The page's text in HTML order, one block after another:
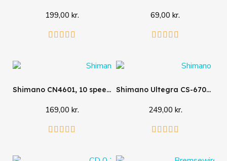
199,00 kr.
    
69,00 kr.
    
Shimano CN4601, 10 speed
169,00 kr.
    
Shimano Ultegra CS-6700, 10 speed
249,00 kr.
    